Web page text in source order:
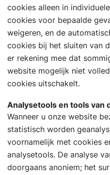
cookies alleen in
cookies voor bepaalde
weigeren, en de
cookies bij het sluiten van
er rekening mee dat
website mogelijk niet
cookies uitschakelt.
Analysetools en tools van
Wanneer u onze website
statistisch worden
voornamelijk met cookies
analysetools. De analyse
doorgaans anoniem; het